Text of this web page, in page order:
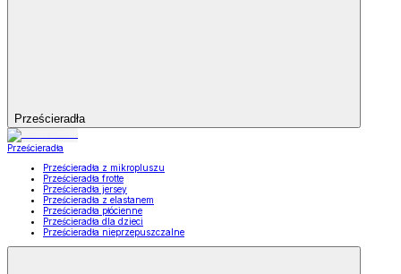
Prześcieradła
Prześcieradła
Prześcieradła z mikropluszu
Prześcieradła frotte
Prześcieradła jersey
Prześcieradła z elastanem
Prześcieradła płócienne
Prześcieradła dla dzieci
Prześcieradła nieprzepuszczalne